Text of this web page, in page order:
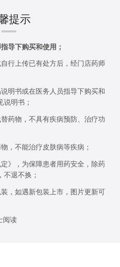
提示
导下购买和使用；
行上传已有处方后，经门店药师
明书或在医务人员指导下购买和
明书；
药物，不具有疾病预防、治疗功
，不能治疗皮肤病等疾病；
》，为保障患者用药安全，除药
退不换；
，如遇新包装上市，图片更新可
阅读